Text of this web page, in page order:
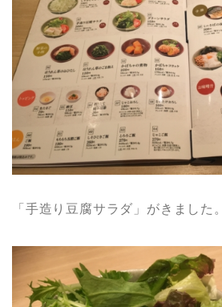
「手造り豆腐サラダ」がきました。